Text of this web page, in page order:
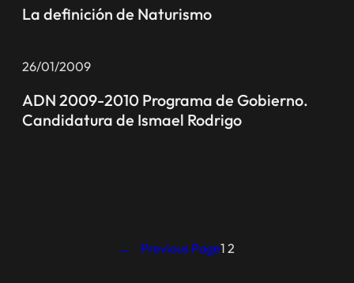
La definición de Naturismo
26/01/2009
ADN 2009-2010 Programa de Gobierno.
Candidatura de Ismael Rodrigo
← Previous Page1 2